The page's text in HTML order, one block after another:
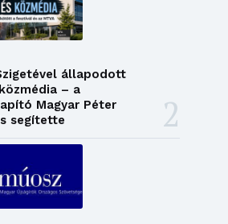
állapodott
– a
Magyar Péter
segítette